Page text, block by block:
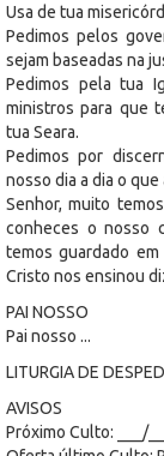
Usa de tua
Pedimos pelos
sejam baseadas na
Pedimos pela tua
ministros para que
tua Seara.
Pedimos por
nosso dia a dia o
Senhor, muito
conheces o nosso
temos guardado
Cristo nos ensinou
PAI NOSSO
Pai nosso ...
LITURGIA DE
AVISOS
Próximo Culto: ___/